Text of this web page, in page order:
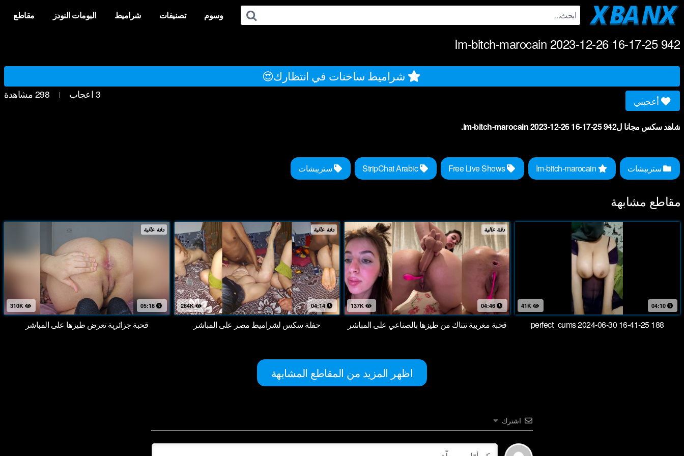
Skip
مقاطع البومات النودز شراميط تصنيفات وسوم
Im-bitch-marocain 2023-12-26 16-17-25 942
شراميط ساخنات في انتظارك😍
298 مشاهدة | 3 اعجاب
أعجبني
شاهد سكس مجانا لIm-bitch-marocain 2023-12-26 16-17-25 942.
ستريبشات Free Live Shows
StripChat Arabic ستريبشات
مقاطع مشابهة
دقة عالية
05:18
قحبة جزائرية تعرض طيزها على المباشر
دقة عالية
284K 04:14
حفلة سكس لشراميط مصر على المباشر
دقة عالية
04:46
قحبة مغربية تتناك من طيزها بالصناعي على المباشر
41K 04:10
perfect_cums 2024-06-30 16-41-25 188
اظهر المزيد من المقاطع المشابهة
اشترك